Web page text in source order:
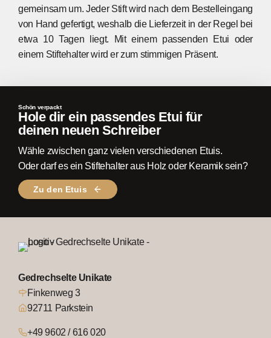
Zebrano (+5,00€)
Sonstiges (z.B. Bunt oder gemustert) (+15,00€)
gemeinsam um. Jeder Stift wird nach dem Bestelleingang
von Hand gefertigt, weshalb die Lieferzeit in der Regel bei
etwa 10 Tagen liegt. Mit einem passenden Etui oder
einem Stiftehalter wird er zum stimmigen Präsent.
Schön verpackt
Hole dir ein passendes Etui für
deinen neuen Schreiber
Wähle zwischen ganz vielen verschiedenen Etuis.
Oder darf es ein Stiftehalter aus Holz oder Keramik sein?
Zu den Etuis
Gedrechselte Unikate
Finkenweg 3
92711 Parkstein
+49 9602 / 616 020